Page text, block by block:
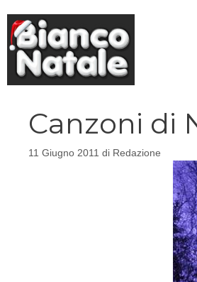
contenuto
Canzoni di
11 Giugno 2011 di Redazione